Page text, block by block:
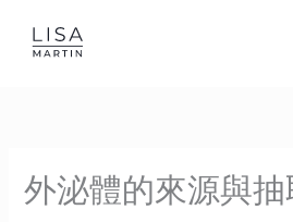
外泌體的來源與